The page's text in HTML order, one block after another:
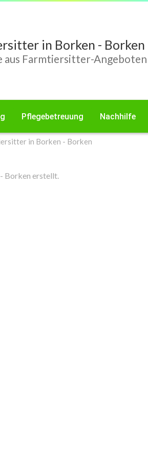
in Borken - Borken
aus Farmtiersitter-
Pflegebetreuung Nachhilfe
in Borken - Borken
Borken erstellt.